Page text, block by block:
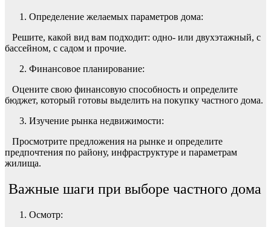
Определение желаемых параметров дома:
Решите, какой вид вам подходит: одно- или двухэтажный, с
бассейном, с садом и прочие.
Финансовое планирование:
Оцените свою финансовую способность и определите
бюджет, который готовы выделить на покупку частного дома.
Изучение рынка недвижимости:
Просмотрите предложения на рынке и определите
предпочтения по району, инфраструктуре и параметрам
жилища.
Важные шаги при выборе частного дома
Осмотр: